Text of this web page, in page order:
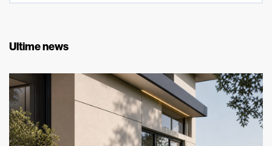
Ultime news